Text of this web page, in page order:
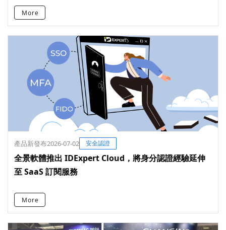
More
產品新發布2026-07-02 安全認證
全景軟體推出 IDExpert Cloud，將身分認證經驗延伸
至 SaaS 訂閱服務
More